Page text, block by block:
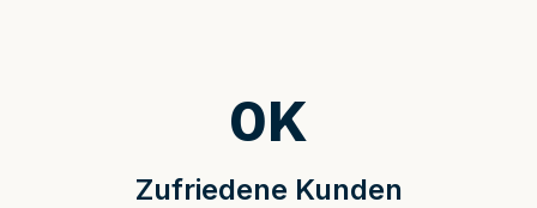
Zufriedene Kunden
0K